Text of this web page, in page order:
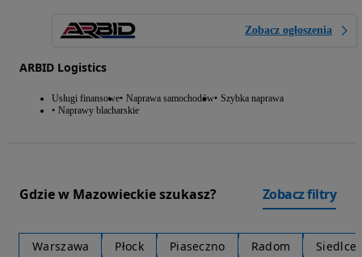
Zobacz ogłoszenia
ARBID Logistics
Usługi finansowe Naprawa samochodów Szybka naprawa
Naprawy blacharskie
Gdzie w Mazowieckie szukasz? Zobacz filtry
Warszawa Płock Piaseczno Radom Siedlce